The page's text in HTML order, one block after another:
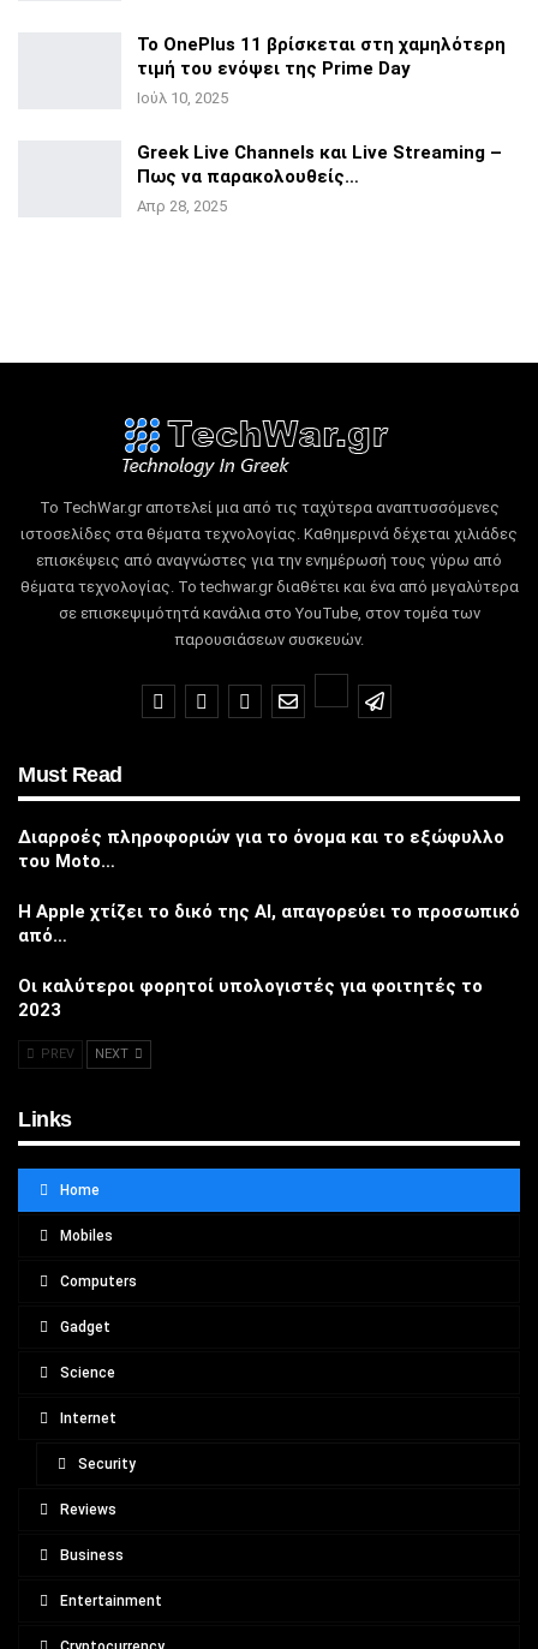
Το OnePlus 11 βρίσκεται στη χαμηλότερη
τιμή του ενόψει της Prime Day
Ιούλ 10, 2025
Greek Live Channels και Live Streaming –
Πως να παρακολουθείς…
Απρ 28, 2025
Το TechWar.gr αποτελεί μια από τις ταχύτερα αναπτυσσόμενες
ιστοσελίδες στα θέματα τεχνολογίας. Καθημερινά δέχεται χιλιάδες
επισκέψεις από αναγνώστες για την ενημέρωσή τους γύρω από
θέματα τεχνολογίας. Το techwar.gr διαθέτει και ένα από μεγαλύτερα
σε επισκεψιμότητά κανάλια στο YouTube, στον τομέα των
παρουσιάσεων συσκευών.
Must Read
Διαρροές πληροφοριών για το όνομα και το εξώφυλλο
του Moto…
Η Apple χτίζει το δικό της AI, απαγορεύει το προσωπικό
από…
Οι καλύτεροι φορητοί υπολογιστές για φοιτητές το
2023
PREV NEXT
Links
Home
Mobiles
Computers
Gadget
Science
Internet
Security
Reviews
Business
Entertainment